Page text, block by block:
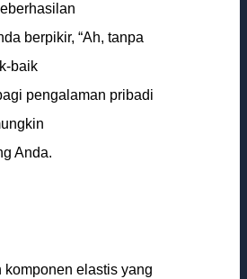
berpikir, “Ah, tanpa
baik
pengalaman pribadi
Anda.
elastis yang